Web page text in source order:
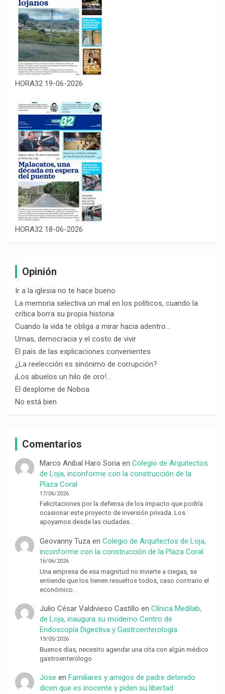
HORA32 19-06-2026
HORA32 18-06-2026
Opinión
Ir a la iglesia no te hace bueno
La memoria selectiva un mal en los políticos, cuando la
crítica borra su propia historia
Cuando la vida te obliga a mirar hacia adentro…
Urnas, democracia y el costo de vivir
El país de las explicaciones convenientes
¿La reelección es sinónimo de corrupción?
¡Los abuelos un hilo de oro!…
El desplome de Noboa
No está bien
Comentarios
Marco Anibal Haro Soriaen Colegio de Arquitectos
de Loja, inconforme con la construcción de la
Plaza Coral
17/06/2026
Felicitaciones por la defensa de los impacto que podría
ocasionar este proyecto de inversión privada. Los
apoyamos desde las ciudades…
Geovanny Tuzaen Colegio de Arquitectos de Loja,
inconforme con la construcción de la Plaza Coral
16/06/2026
Una empresa de esa magnitud no invierte a ciegas, se
entiende que los tienen resueltos todos, caso contrario el
económico…
Julio César Valdivieso Castillo en Clínica Medilab,
de Loja, inaugura su moderno Centro de
Endoscopía Digestiva y Gastroenterología
19/05/2026
Buenos días, necesito agendar una cita con algún médico
gastroenterólogo
Jose en Familiares y amigos de padre detenido
dicen que es inocente y piden su libertad